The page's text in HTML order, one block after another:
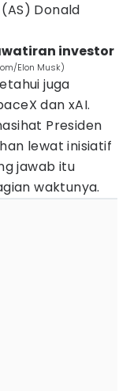
Donald
investor
Elon Musk)
juga
dan xAI.
Presiden
lewat inisiatif
jawab itu
waktunya.